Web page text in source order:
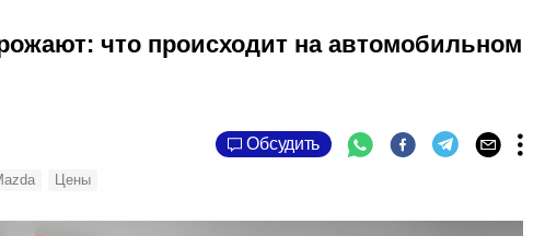
что происходит на автомобильном
Обсудить
Цены